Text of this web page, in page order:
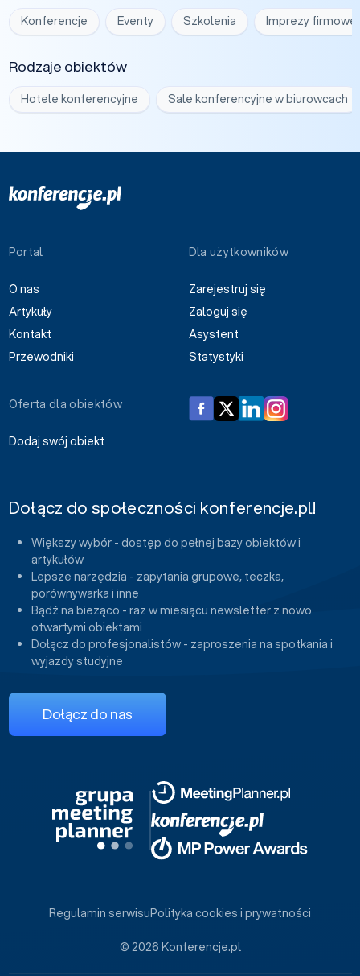
Konferencje Eventy Szkolenia Imprezy firmowe
Rodzaje obiektów
Hotele konferencyjne Sale konferencyjne w biurowcach
Portal
O nas
Artykuły
Kontakt
Przewodniki
Dla użytkowników
Zarejestruj się
Zaloguj się
Asystent
Statystyki
Oferta dla obiektów
Dodaj swój obiekt
Dołącz do społeczności konferencje.pl!
Większy wybór - dostęp do pełnej bazy obiektów i
artykułów
Lepsze narzędzia - zapytania grupowe, teczka,
porównywarka i inne
Bądź na bieżąco - raz w miesiącu newsletter z nowo
otwartymi obiektami
Dołącz do profesjonalistów - zaproszenia na spotkania i
wyjazdy studyjne
Dołącz do nas
© 2026 Konferencje.pl
Regulamin serwisuPolityka cookies i prywatności